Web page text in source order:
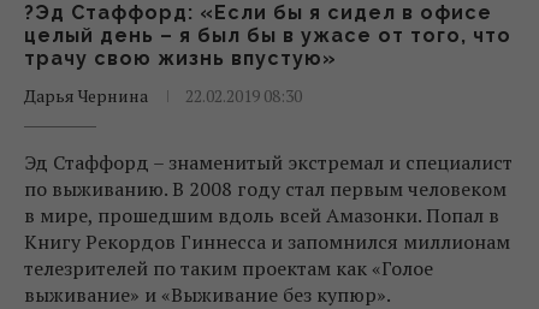
?Эд Стаффорд: «Если бы я сидел в офисе
целый день – я был бы в ужасе от того, что
трачу свою жизнь впустую»
Дарья Чернина
22.02.2019 08:30
Эд Стаффорд – знаменитый экстремал и специалист
по выживанию. В 2008 году стал первым человеком
в мире, прошедшим вдоль всей Амазонки. Попал в
Книгу Рекордов Гиннесса и запомнился миллионам
телезрителей по таким проектам как «Голое
выживание» и «Выживание без купюр».